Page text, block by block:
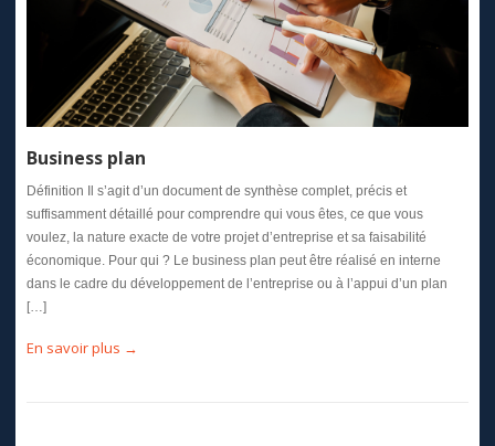
Business plan
Définition Il s’agit d’un document de synthèse complet, précis et
suffisamment détaillé pour comprendre qui vous êtes, ce que vous
voulez, la nature exacte de votre projet d’entreprise et sa faisabilité
économique. Pour qui ? Le business plan peut être réalisé en interne
dans le cadre du développement de l’entreprise ou à l’appui d’un plan
[…]
En savoir plus →